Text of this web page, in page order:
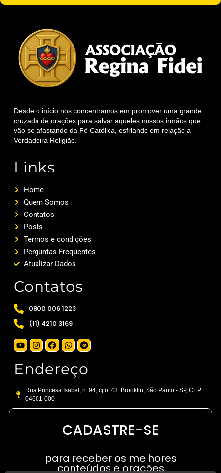
Desde o início nos concentramos em promover uma grande
cruzada de orações para salvar aqueles nossos irmãos que
vão se afastando da Fé Católica, esfriando em relação a
Verdadeira Religião.
Links
Home
Quem Somos
Contatos
Posts
Termos e condições
Perguntas Frequentes
Atualizar Dados
Contatos
0800 006 1223
(11) 4210 3169
Endereço
Rua Princesa Isabel, n. 94, cjto. 43. Brooklin, São Paulo - SP, CEP:
04601-000
CADASTRE-SE
para receber os melhores
conteúdos e orações